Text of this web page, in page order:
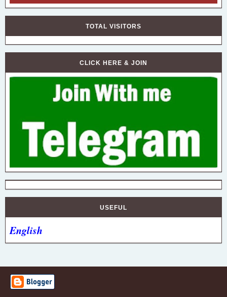
TOTAL VISITORS
CLICK HERE & JOIN
USEFUL
English